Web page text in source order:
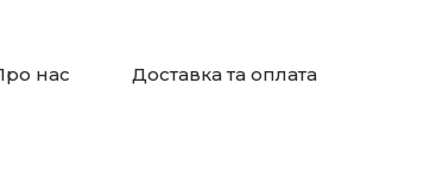
нас Доставка та оплата